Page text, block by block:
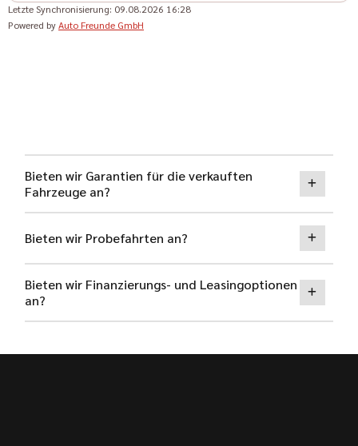
Letzte Synchronisierung: 09.08.2026 16:28
Powered byAuto Freunde GmbH
Bieten wir Garantien für die verkauften
Fahrzeuge an?
Bieten wir Probefahrten an?
Bieten wir Finanzierungs- und Leasingoptionen
an?